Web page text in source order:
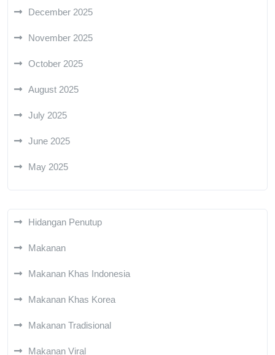
December 2025
November 2025
October 2025
August 2025
July 2025
June 2025
May 2025
Hidangan Penutup
Makanan
Makanan Khas Indonesia
Makanan Khas Korea
Makanan Tradisional
Makanan Viral